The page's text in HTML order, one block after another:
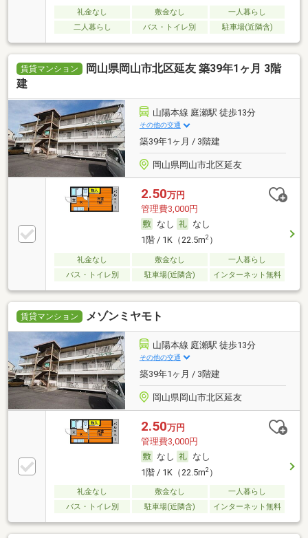
礼金なし 敷金なし
一人暮らし
二人暮らし
バス・トイレ別 駐車場(近隣含)
賃貸マンション
岡山県岡山市北区延友 築39年1ヶ月 3階
建
山陽本線 庭瀬駅 徒歩13分
その他の交通
築39年1ヶ月 / 3階建
岡山県岡山市北区延友
2.50万円
管理費3,000円
なし
なし
1階 / 1K（22.5m2）
礼金なし 敷金なし
一人暮らし
バス・トイレ別
駐車場(近隣含) インターネット無料
賃貸マンション メゾンミヤモト
山陽本線 庭瀬駅 徒歩13分
その他の交通
築39年1ヶ月 / 3階建
岡山県岡山市北区延友
2.50万円
管理費3,000円
なし
なし
1階 / 1K（22.5m2）
礼金なし 敷金なし
一人暮らし
バス・トイレ別
駐車場(近隣含) インターネット無料